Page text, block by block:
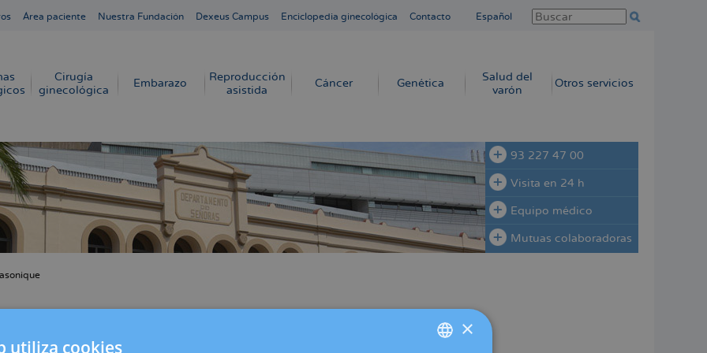
Área paciente Nuestra Fundación Dexeus Campus Enciclopedia ginecológica Contacto Español
Cirugía
ginecológica
Embarazo
Reproducción
asistida
Cáncer Genética
Salud del
varón
Otros servicios
93 227 47 00
Visita en 24 h
Equipo médico
Mutuas colaboradoras
×
utiliza cookies